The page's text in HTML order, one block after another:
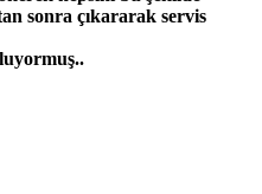
sonra çıkararak servis